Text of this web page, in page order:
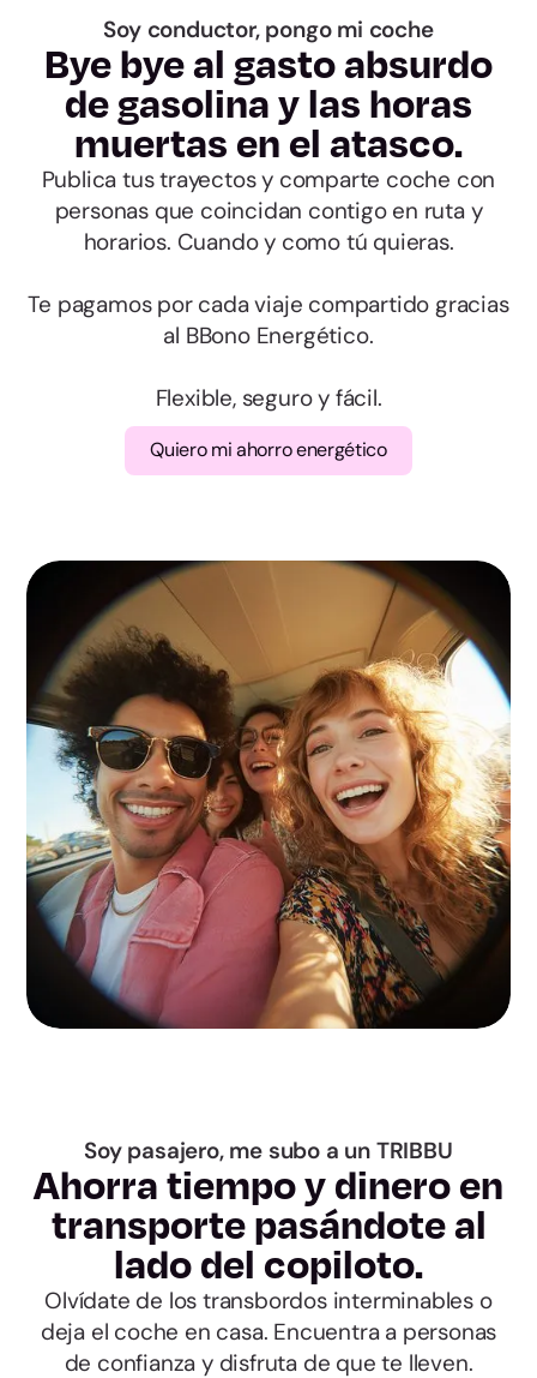
Ávila
Burgos
León
Palencia
Salamanca
Segovia
Soria
Zamora
Albacete
Ciudad Real
Cuenca
Guadalajara
Toledo
Barcelona
Girona
Tarragona
Alicante
Castellón
Soy conductor, pongo mi coche
Bye bye al gasto absurdo
de gasolina y las horas
muertas en el atasco.
Publica tus trayectos y comparte coche con
personas que coincidan contigo en ruta y
horarios. Cuando y como tú quieras.
Te pagamos por cada viaje compartido gracias
al BBono Energético.
Flexible, seguro y fácil.
Quiero mi ahorro energético
Soy pasajero, me subo a un TRIBBU
Ahorra tiempo y dinero en
transporte pasándote al
lado del copiloto.
Olvídate de los transbordos interminables o
deja el coche en casa. Encuentra a personas
de confianza y disfruta de que te lleven.